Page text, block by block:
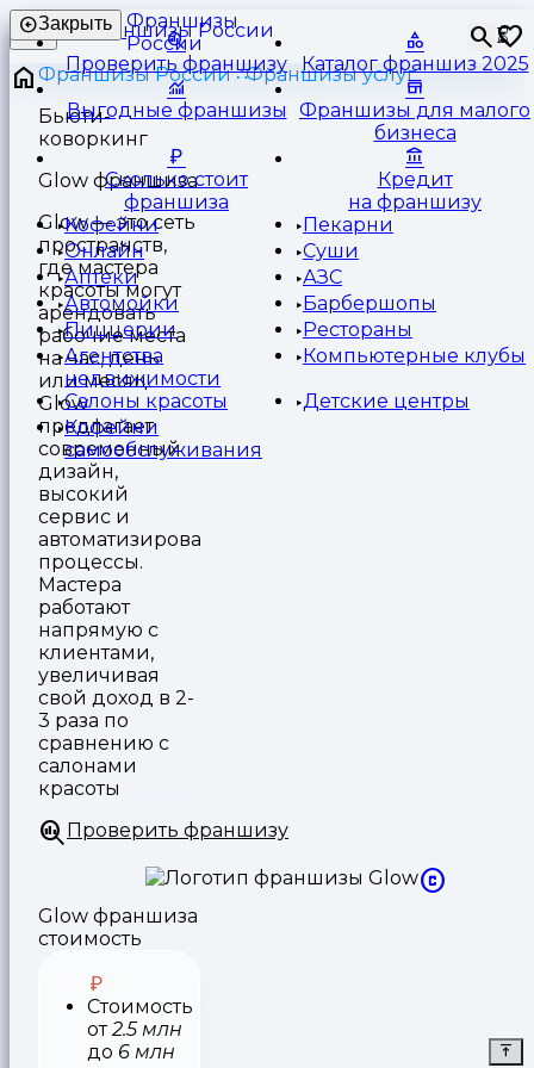
Франшизы
России
⏳
Закрыть
Проверить франшизу Каталог франшиз 2025
Выгодные франшизы
Франшизы для малого
бизнеса
Сколько стоит
франшиза
Кредит
на франшизу
Кофейни
Пекарни
Онлайн
Суши
Аптеки
АЗС
Автомойки
Барбершопы
Пиццерии
Рестораны
Агентства
недвижимости
Компьютерные клубы
Салоны красоты
Детские центры
Кофейни
самообслуживания
Франшизы России
Франшизы услуг
Бьюти-
коворкинг
Glow франшиза
Glow — это сеть
пространств,
где мастера
красоты могут
арендовать
рабочие места
на час, день
или месяц.
Glow
предлагает
современный
дизайн,
высокий
сервис и
автоматизированные
процессы.
Мастера
работают
напрямую с
клиентами,
увеличивая
свой доход в 2-
3 раза по
сравнению с
салонами
красоты
Проверить франшизу
Glow франшиза
стоимость
Стоимость
от2.5 млн
до 6 млн